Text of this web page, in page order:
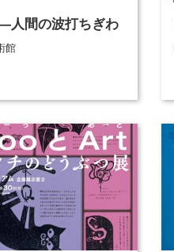
人間の波打ちぎわ
館